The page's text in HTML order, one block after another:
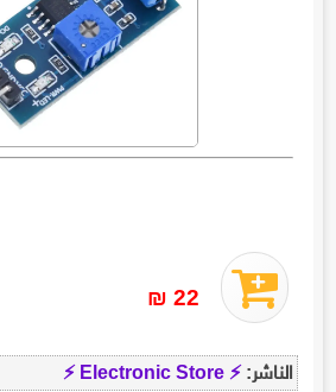
22 ₪
الناشر:⚡ Electronic Store ⚡